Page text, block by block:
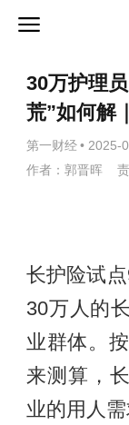
30万护理
荒”如何解
第一财经 • 2025-
作者：郭晋晖 责
长护险试
30万人的
业群体。
来测算，
业的用人需